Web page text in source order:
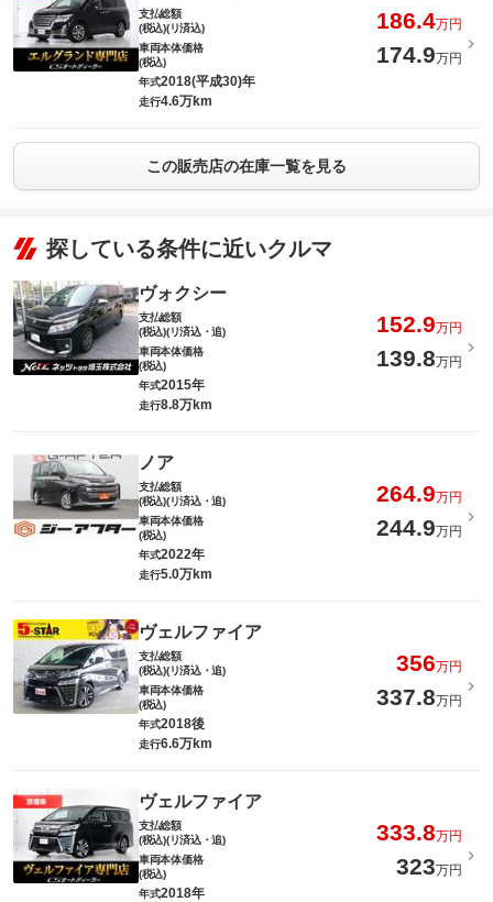
支払総額
(税込)(リ済込)
186.4万円
車両本体価格
(税込)
174.9万円
年式2018(平成30)年
走行4.6万km
この販売店の在庫一覧を見る
探している条件に近いクルマ
ヴォクシー
支払総額
(税込)(リ済込・追)
152.9万円
車両本体価格
(税込)
139.8万円
年式2015年
走行8.8万km
ノア
支払総額
(税込)(リ済込・追)
264.9万円
車両本体価格
(税込)
244.9万円
年式2022年
走行5.0万km
ヴェルファイア
支払総額
(税込)(リ済込・追)
356万円
車両本体価格
(税込)
337.8万円
年式2018後
走行6.6万km
ヴェルファイア
支払総額
(税込)(リ済込・追)
333.8万円
車両本体価格
(税込)
323万円
年式2018年